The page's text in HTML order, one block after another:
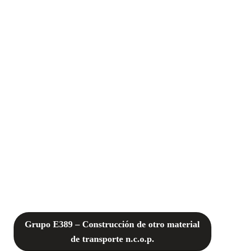
Grupo E389 – Construcción de otro material
de transporte n.c.o.p.